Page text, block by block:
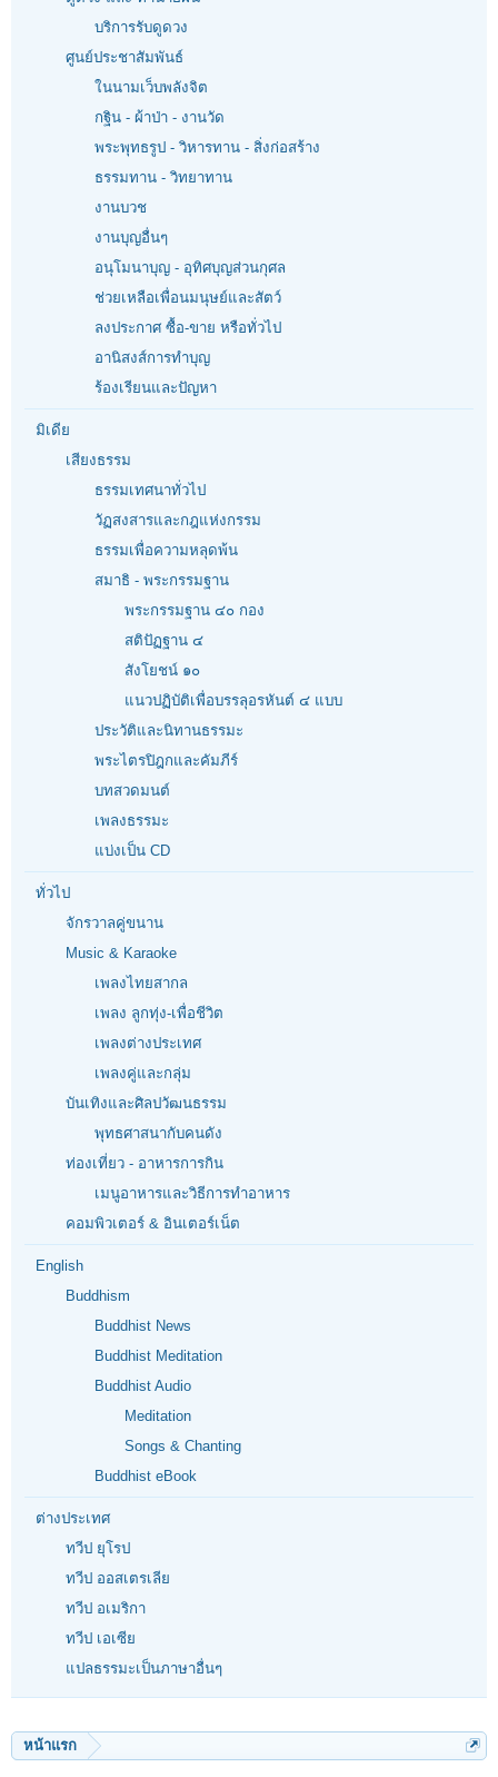
บริการรับดูดวง
ศูนย์ประชาสัมพันธ์
ในนามเว็บพลังจิต
กฐิน - ผ้าป่า - งานวัด
พระพุทธรูป - วิหารทาน - สิ่งก่อสร้าง
ธรรมทาน - วิทยาทาน
งานบวช
งานบุญอื่นๆ
อนุโมนาบุญ - อุทิศบุญส่วนกุศล
ช่วยเหลือเพื่อนมนุษย์และสัตว์
ลงประกาศ ซื้อ-ขาย หรือทั่วไป
อานิสงส์การทำบุญ
ร้องเรียนและปัญหา
มิเดีย
เสียงธรรม
ธรรมเทศนาทั่วไป
วัฏสงสารและกฎแห่งกรรม
ธรรมเพื่อความหลุดพ้น
สมาธิ - พระกรรมฐาน
พระกรรมฐาน ๔๐ กอง
สติปัฏฐาน ๔
สังโยชน์ ๑๐
แนวปฏิบัติเพื่อบรรลุอรหันต์ ๔ แบบ
ประวัติและนิทานธรรมะ
พระไตรปิฎกและคัมภีร์
บทสวดมนต์
เพลงธรรมะ
แบ่งเป็น CD
ทั่วไป
จักรวาลคู่ขนาน
Music & Karaoke
เพลงไทยสากล
เพลง ลูกทุ่ง-เพื่อชีวิต
เพลงต่างประเทศ
เพลงคู่และกลุ่ม
บันเทิงและศิลปวัฒนธรรม
พุทธศาสนากับคนดัง
ท่องเที่ยว - อาหารการกิน
เมนูอาหารและวิธีการทำอาหาร
คอมพิวเตอร์ & อินเตอร์เน็ต
English
Buddhism
Buddhist News
Buddhist Meditation
Buddhist Audio
Meditation
Songs & Chanting
Buddhist eBook
ต่างประเทศ
ทวีป ยุโรป
ทวีป ออสเตรเลีย
ทวีป อเมริกา
ทวีป เอเซีย
แปลธรรมะเป็นภาษาอื่นๆ
หน้าแรก